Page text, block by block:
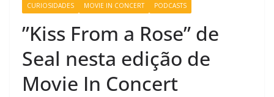
CURIOSIDADES MOVIE IN CONCERT PODCASTS
”Kiss From a Rose” de
Seal nesta edição de
Movie In Concert